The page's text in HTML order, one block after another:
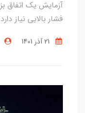
آزمایش یک اتفاق
فشار بالایی نیاز